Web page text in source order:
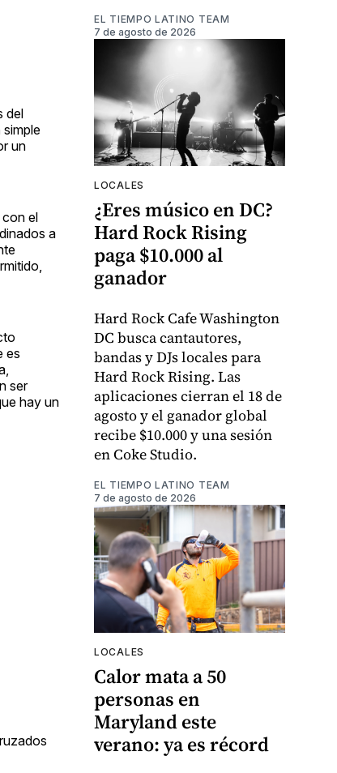
del
un
el
a
es
ser
hay un
EL TIEMPO LATINO TEAM
7 de agosto de 2026
LOCALES
¿Eres músico en DC?
Hard Rock Rising
paga $10.000 al
ganador
Hard Rock Cafe Washington
DC busca cantautores,
bandas y DJs locales para
Hard Rock Rising. Las
aplicaciones cierran el 18 de
agosto y el ganador global
recibe $10.000 y una sesión
en Coke Studio.
EL TIEMPO LATINO TEAM
7 de agosto de 2026
LOCALES
Calor mata a 50
personas en
Maryland este
verano: ya es récord